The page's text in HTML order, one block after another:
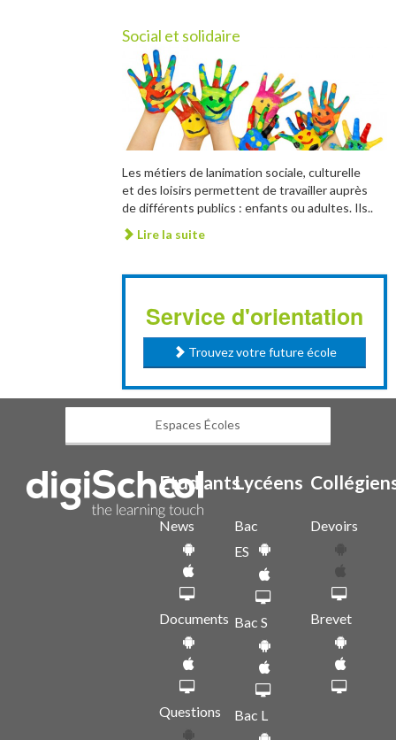
Social et solidaire
Les métiers de lanimation sociale, culturelle
et des loisirs permettent de travailler auprès
de différents publics : enfants ou adultes. Ils..
Lire la suite
Service d'orientation
Trouvez votre future école
Espaces Écoles
Etudiants
News
Documents
Questions
Lycéens
Bac
ES
Bac S
Bac L
Devoirs
Brevet